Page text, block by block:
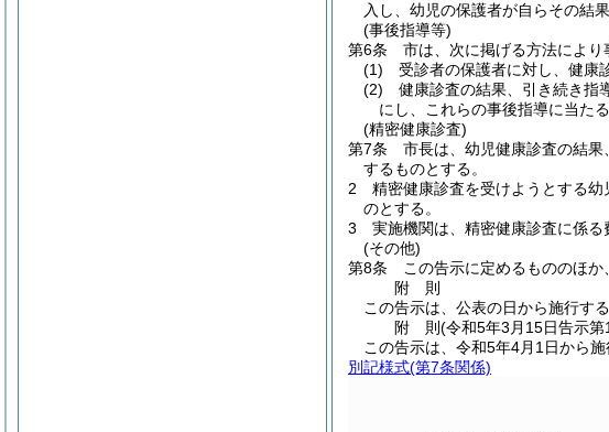
入し、幼児の保護者が自らその結
(事後指導等)
第6条
市は、次に掲げる方法により
(1)
受診者の保護者に対し、健康
(2)
健康診査の結果、引き続き指
にし、これらの事後指導に当たる
(精密健康診査)
第7条
市長は、幼児健康診査の結
するものとする。
2
精密健康診査を受けようとする
のとする。
3
実施機関は、精密健康診査に係る
(その他)
第8条
この告示に定めるもののほ
附 則
この告示は、公表の日から施行する
附 則(令和5年3月15日告示第
この告示は、令和5年4月1日から施
別記様式(第7条関係)